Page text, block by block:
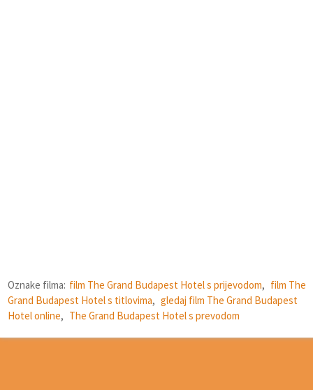
Oznake filma: film The Grand Budapest Hotel s prijevodom, film The
Grand Budapest Hotel s titlovima, gledaj film The Grand Budapest
Hotel online, The Grand Budapest Hotel s prevodom